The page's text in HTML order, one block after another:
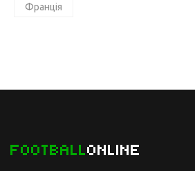
Франція
FOOTBALLONLINE